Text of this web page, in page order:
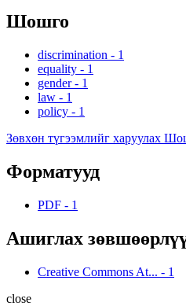
Шошго
discrimination - 1
equality - 1
gender - 1
law - 1
policy - 1
Зөвхөн түгээмлийг харуулах
Форматууд
PDF - 1
Ашиглах
Creative Commons At... - 1
close